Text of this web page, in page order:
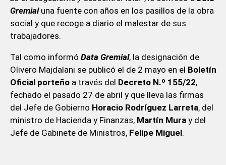
Gremial una fuente con años en los pasillos de la obra
social y que recoge a diario el malestar de sus
trabajadores.
Tal como informó Data Gremial, la designación de
Olivero Majdalani se publicó el de 2 mayo en el Boletín
Oficial porteñoa través del Decreto N.º 155/22,
fechado el pasado 27 de abril y que lleva las firmas
del Jefe de Gobierno Horacio Rodríguez Larreta, del
ministro de Hacienda y Finanzas, Martín Mura y del
Jefe de Gabinete de Ministros, Felipe Miguel.